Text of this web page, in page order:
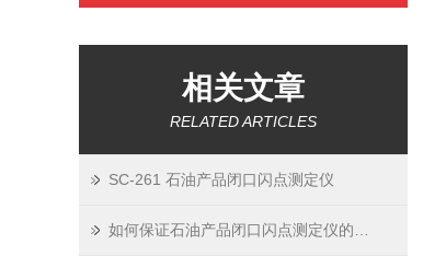
相关文章
RELATED ARTICLES
SC-261 石油产品闭口闪点测定仪